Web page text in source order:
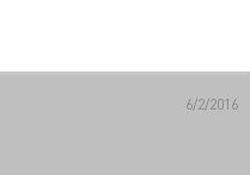
6/2/2016